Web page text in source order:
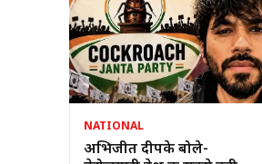
NATIONAL
अभिजीत दीपके बोले-